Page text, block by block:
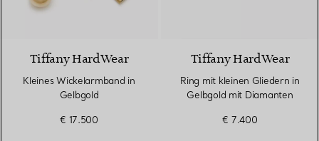
Tiffany HardWear
Kleines Wickelarmband in
Gelbgold
€ 17.500
Tiffany HardWear
Ring mit kleinen Gliedern in
Gelbgold mit Diamanten
€ 7.400